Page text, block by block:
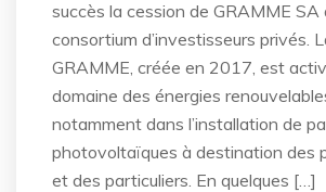
succès la cession de GRAMME SA
consortium d’investisseurs privés.
GRAMME, créée en 2017, est
domaine des énergies
notamment dans l’installation de
photovoltaïques à destination des
et des particuliers. En quelques […]